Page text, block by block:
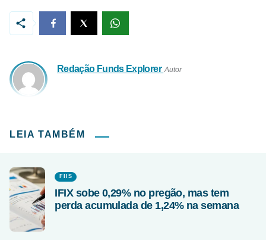
Redação Funds Explorer Autor
LEIA TAMBÉM
FIIS
IFIX sobe 0,29% no pregão, mas tem
perda acumulada de 1,24% na semana